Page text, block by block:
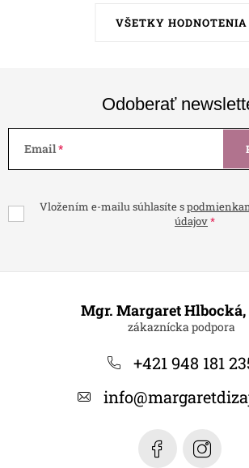
VŠETKY HODNOTENIA
Odoberať
Email
Vložením e-mailu súhlasíte s
údajov
Mgr. Margaret Hlbocká,
+421 948 181
info@